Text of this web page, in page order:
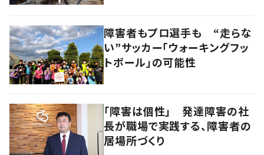
障害者もプロ選手も “走らな
い”サッカー「ウォーキングフッ
トボール」の可能性
「障害は個性」 発達障害の社
長が職場で実践する、障害者の
居場所づくり